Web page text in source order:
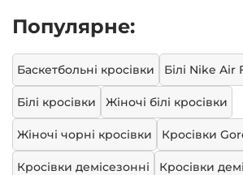
Популярне:
Баскетбольні кросівки Білі Nike Air
Білі кросівки Жіночі білі кросівки
Жіночі чорні кросівки Кросівки
Кросівки демісезонні Кросівки